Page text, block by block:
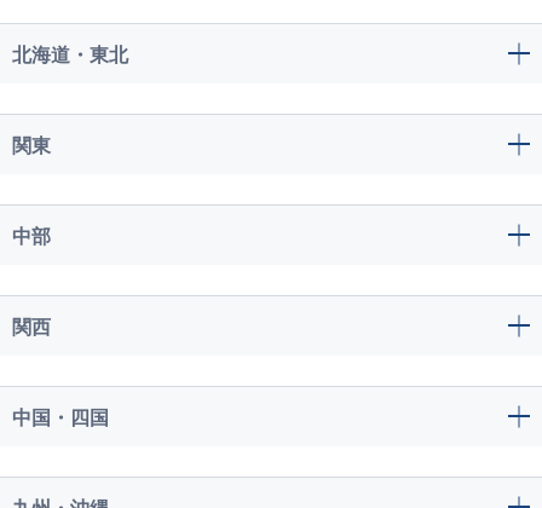
北海道・東北
関東
中部
関西
中国・四国